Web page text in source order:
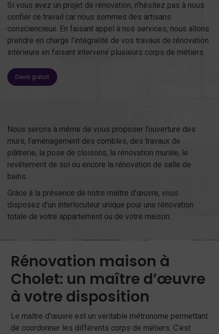
Si vous avez un projet de rénovation, n’hésitez pas à nous
confier ce travail car nous sommes des artisans
consciencieux. En faisant appel à nos services, nous allons
prendre en charge l’intégralité de vos travaux de rénovation
intérieure en faisant intervenir plusieurs corps de métiers.
Devis gratuit
Nous serons à même de vous proposer l’ouverture des
murs, l’aménagement des combles, des travaux de
plâtrerie, la pose de cloisons, la rénovation murale, le
revêtement de sol ou encore la rénovation de salle de
bains.
Grâce à la présence de notre maître d’œuvre, vous
disposez d’un interlocuteur unique pour une rénovation
totale de votre appartement ou de votre maison.
Rénovation maison à
Cholet: un maître d’œuvre
à votre disposition
Le maître d’œuvre est un véritable métronome permettant
de coordonner les différents corps de métiers. C’est